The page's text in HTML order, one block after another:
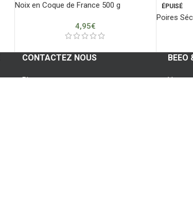
Noix en Coque de France 500 g
4,95€
ÉPUISÉ
Poires
CONTACTEZ NOUS
Blog
BEEO
Votre